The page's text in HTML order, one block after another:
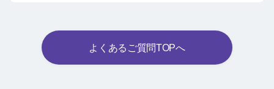
よくあるご質問TOPへ